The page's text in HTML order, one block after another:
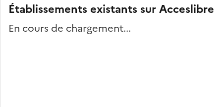
Établissements existants sur Acceslibre
En cours de chargement...